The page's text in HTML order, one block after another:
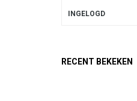
INGELOGD
RECENT BEKEKEN